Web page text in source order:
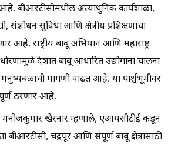
बीआरटीसीमधील अत्याधुनिक कार्यशाळा,
संशोधन सुविधा आणि क्षेत्रीय प्रशिक्षणाचा
आहे. राष्ट्रीय बांबू अभियान आणि महाराष्ट्र
देशात बांबू आधारित उद्योगांना चालना
मागणी वाढत आहे. या पार्श्वभूमीवर
ठरणार आहे.
खैरनार म्हणाले, एआयसीटीई कडून
बीआरटीसी, चंद्रपूर आणि संपूर्ण बांबू क्षेत्रासाठी